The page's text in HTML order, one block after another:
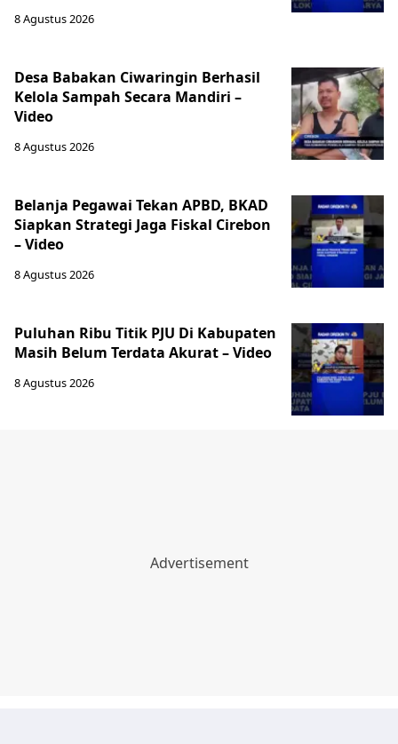
8 Agustus 2026
Desa Babakan Ciwaringin Berhasil
Kelola Sampah Secara Mandiri –
Video
8 Agustus 2026
‎Belanja Pegawai Tekan APBD, BKAD
Siapkan Strategi Jaga Fiskal Cirebon
– Video
8 Agustus 2026
‎Puluhan Ribu Titik PJU Di Kabupaten
Masih Belum Terdata Akurat – Video
8 Agustus 2026